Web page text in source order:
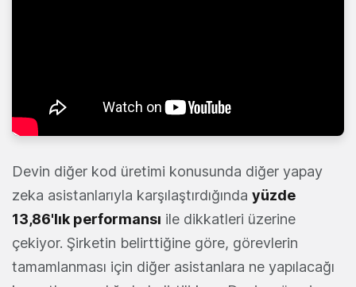
Devin diğer kod üretimi konusunda diğer yapay
zeka asistanlarıyla karşılaştırdığında yüzde
13,86'lık performansı ile dikkatleri üzerine
çekiyor. Şirketin belirttiğine göre, görevlerin
tamamlanması için diğer asistanlara ne yapılacağı